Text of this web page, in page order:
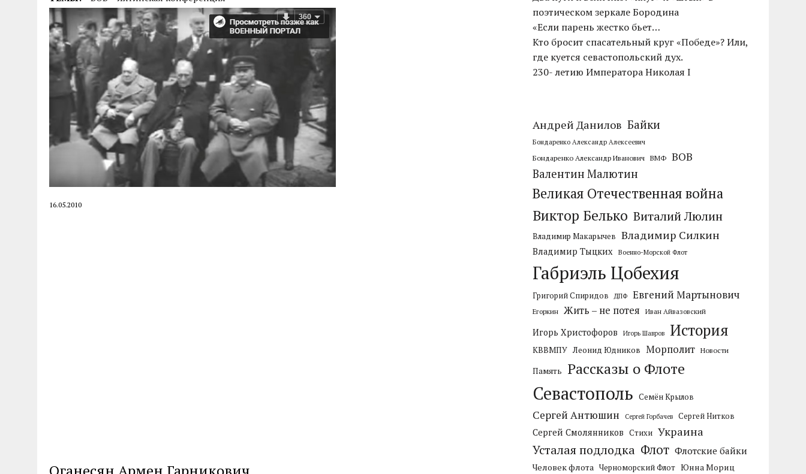
04.07.2026 85-Й ГОДОВЩИНЕ СМОЛЕНСКОЙ СТРАТЕГИЧЕСКОЙ ОБОРОНИТЕЛЬНОЙ ОПЕРАЦИИ
16.05.2010
поэтическом зеркале Бородина
«Если парень жестко бьет…
Кто бросит спасательный круг «Победе»? Или,
где куется севастопольский дух.
230- летию Императора Николая I
Андрей Данилов Байки
Бондаренко Александр Алексеевич
Бондаренко Александр Иванович ВМФ ВОВ
Валентин Малютин
Великая Отечественная война
Виктор Белько Виталий Люлин
Владимир Макарычев Владимир Силкин
Владимир Тыцких Военно-Морской Флот
Габриэль Цобехия
Григорий Спиридов ДПФ Евгений Мартынович
Егоркин Жить – не потея Иван Айвазовский
Игорь Христофоров Игорь Шавров История
КВВМПУ Леонид Юдников Морполит Новости
Память Рассказы о Флоте
Севастополь Семён Крылов
Сергей Антюшин Сергей Горбачев Сергей Нитков
Сергей Смолянников Стихи Украина
Усталая подлодка Флот Флотские байки
Человек флота Черноморский Флот Юнна Мориц